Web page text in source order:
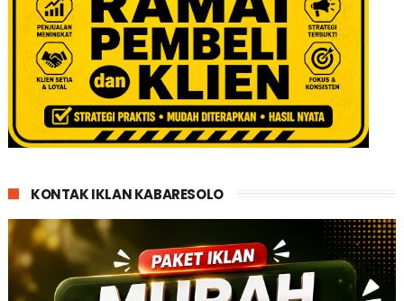
KONTAK IKLAN KABARESOLO